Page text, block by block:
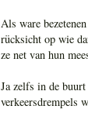
Als ware
rücksicht op wie
ze net van hun
Ja zelfs in de buurt
verkeersdrempels